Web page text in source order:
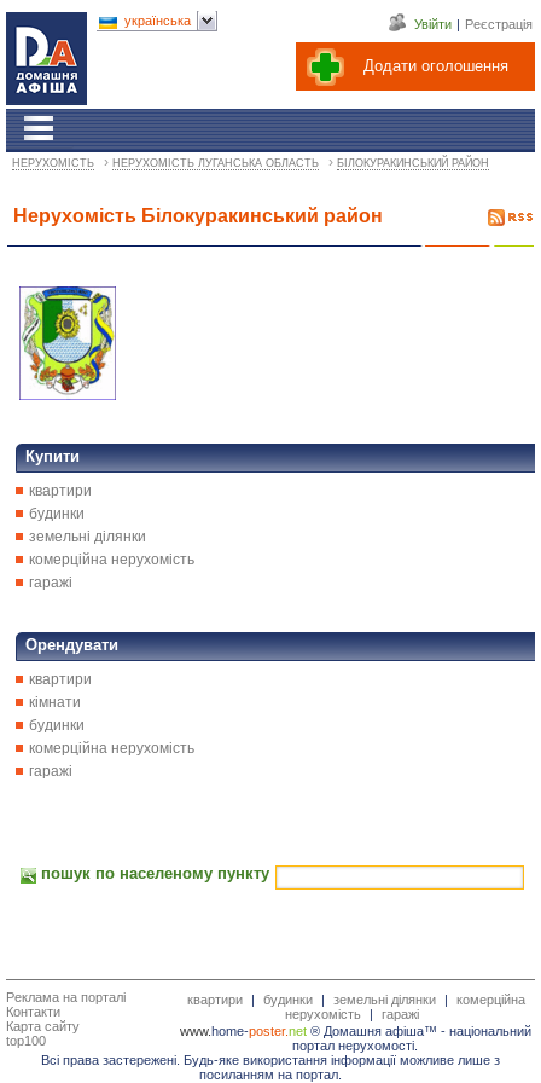
Додати оголошення
Увійти | Реєстрація
українська
НЕРУХОМІСТЬ › НЕРУХОМІСТЬ ЛУГАНСЬКА ОБЛАСТЬ › БІЛОКУРАКИНСЬКИЙ РАЙОН
Нерухомість Білокуракинський район
Купити
квартири
будинки
земельні ділянки
комерційна нерухомість
гаражі
Орендувати
квартири
кімнати
будинки
комерційна нерухомість
гаражі
пошук по населеному пункту
Реклама на порталі
Контакти
Карта сайту
top100
квартири | будинки | земельні ділянки |
комерційна
нерухомість
|
гаражі
www.home-poster.net® Домашня афіша™ - національний
портал нерухомості.
Всі права застережені. Будь-яке використання інформації можливе лише з
посиланням на портал.